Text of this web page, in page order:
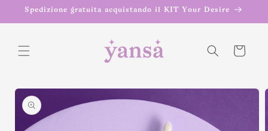
direttamente
ai contenuti
Spedizione gratuita acquistando il KIT Your Desire
Carrello
Passa alle
informazioni
sul prodotto